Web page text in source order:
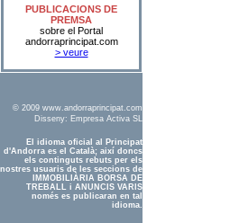
PUBLICACIONS DE
PREMSA
sobre el Portal
andorraprincipat.com
> veure
© 2009 www.andorraprincipat.com
Disseny: Empresa Activa SL
El idioma oficial al Principat
d'Andorra es el Català; així doncs
els continguts rebuts per els
nostres usuaris de les seccions de
IMMOBILIÀRIA BORSA DE
TREBALL i ANUNCIS VARIS
només es publicaran en tal
idioma.